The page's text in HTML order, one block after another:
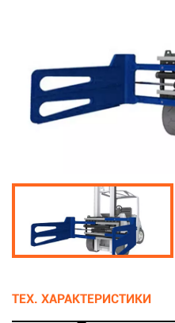
ТЕХ. ХАРАКТЕРИСТИКИ